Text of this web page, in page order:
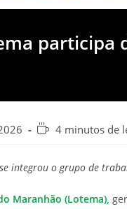
participa
Tempo4 minutos de
integrou o grupo de
Maranhão (Lotema),